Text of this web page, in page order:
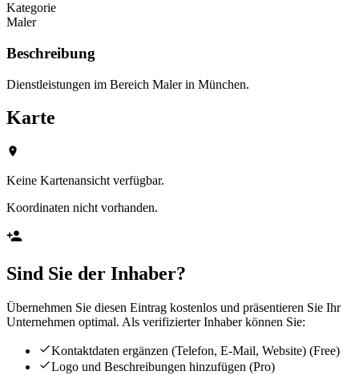
Kategorie
Maler
Beschreibung
Dienstleistungen im Bereich Maler in München.
Karte
Keine Kartenansicht verfügbar.
Koordinaten nicht vorhanden.
Sind Sie der Inhaber?
Übernehmen Sie diesen Eintrag kostenlos und präsentieren Sie Ihr
Unternehmen optimal. Als verifizierter Inhaber können Sie:
Kontaktdaten ergänzen (Telefon, E-Mail, Website) (Free)
Logo und Beschreibungen hinzufügen (Pro)